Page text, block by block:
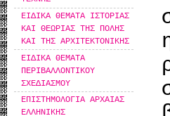
ΕΙΔΙΚΑ ΘΕΜΑΤΑ ΙΣΤΟΡΙΑΣ
ΚΑΙ ΘΕΩΡΙΑΣ ΤΗΣ ΠΟΛΗΣ
ΚΑΙ ΤΗΣ ΑΡΧΙΤΕΚΤΟΝΙΚΗΣ
ΕΙΔΙΚΑ ΘΕΜΑΤΑ
ΠΕΡΙΒΑΛΛΟΝΤΙΚΟΥ
ΣΧΕΔΙΑΣΜΟΥ
ΕΠΙΣΤΗΜΟΛΟΓΙΑ ΑΡΧΑΙΑΣ
ΕΛΛΗΝΙΚΗΣ